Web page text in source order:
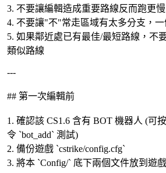
3. 不要讓編輯造成重要路線反而跑更慢
4. 不要讓"不"常走區域有太多分支，
5. 如果鄰近處已有最佳/最短路線，不
類似路線
---
## 第一次編輯前
1. 確認該 CS1.6 含有 BOT 機器人 (可
令 `bot_add` 測試)
2. 備份遊戲 `cstrike/config.cfg`
3. 將本 `Config/` 底下兩個文件放到遊